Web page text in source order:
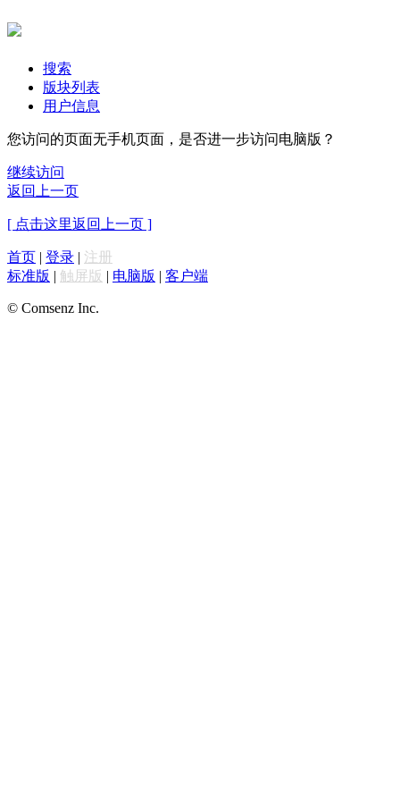
搜索
版块列表
用户信息
您访问的页面无手机页面，是否进一步访问电脑版？
继续访问
返回上一页
[ 点击这里返回上一页 ]
首页 | 登录 | 注册
标准版 | 触屏版 | 电脑版 | 客户端
© Comsenz Inc.